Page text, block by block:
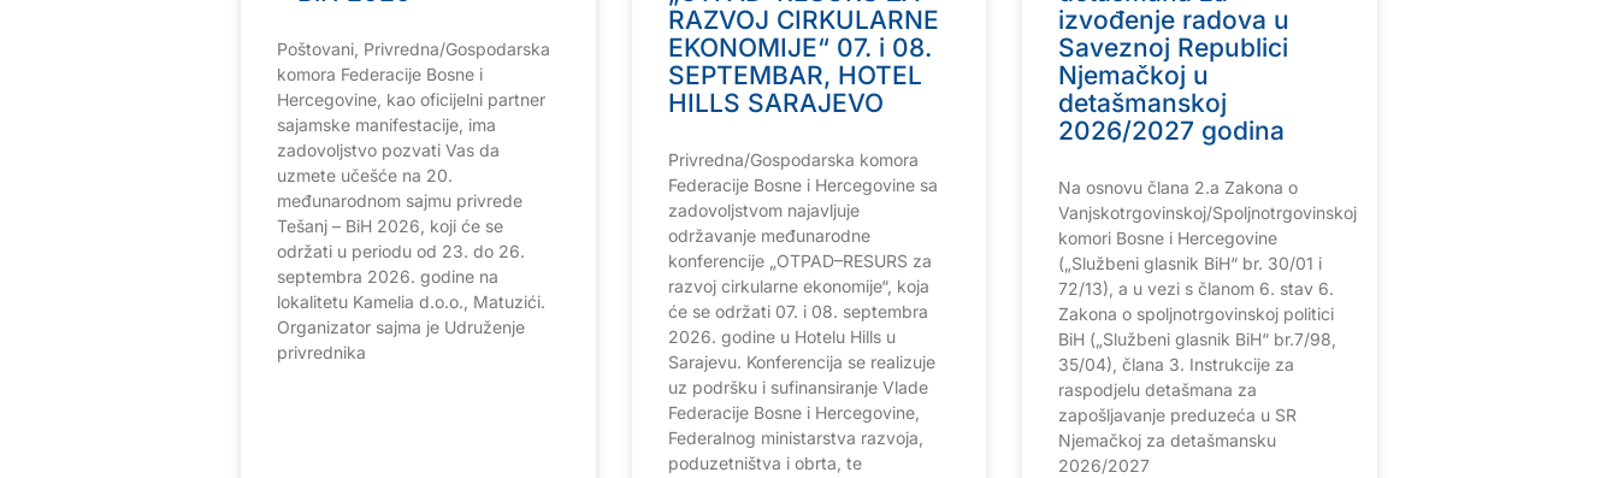
Poštovani, Privredna/Gospodarska
komora Federacije Bosne i
Hercegovine, kao oficijelni partner
sajamske manifestacije, ima
zadovoljstvo pozvati Vas da
uzmete učešće na 20.
međunarodnom sajmu privrede
Tešanj – BiH 2026, koji će se
održati u periodu od 23. do 26.
septembra 2026. godine na
lokalitetu Kamelia d.o.o., Matuzići.
Organizator sajma je Udruženje
privrednika
RAZVOJ CIRKULARNE
EKONOMIJE“ 07. i 08.
SEPTEMBAR, HOTEL
HILLS SARAJEVO
Privredna/Gospodarska komora
Federacije Bosne i Hercegovine sa
zadovoljstvom najavljuje
održavanje međunarodne
konferencije „OTPAD–RESURS za
razvoj cirkularne ekonomije“, koja
će se održati 07. i 08. septembra
2026. godine u Hotelu Hills u
Sarajevu. Konferencija se realizuje
uz podršku i sufinansiranje Vlade
Federacije Bosne i Hercegovine,
Federalnog ministarstva razvoja,
poduzetništva i obrta, te
izvođenje radova u
Saveznoj Republici
Njemačkoj u
detašmanskoj
2026/2027 godina
Na osnovu člana 2.a Zakona o
Vanjskotrgovinskoj/Spoljnotrgovinskoj
komori Bosne i Hercegovine
(„Službeni glasnik BiH“ br. 30/01 i
72/13), a u vezi s članom 6. stav 6.
Zakona o spoljnotrgovinskoj politici
BiH („Službeni glasnik BiH“ br.7/98,
35/04), člana 3. Instrukcije za
raspodjelu detašmana za
zapošljavanje preduzeća u SR
Njemačkoj za detašmansku
2026/2027